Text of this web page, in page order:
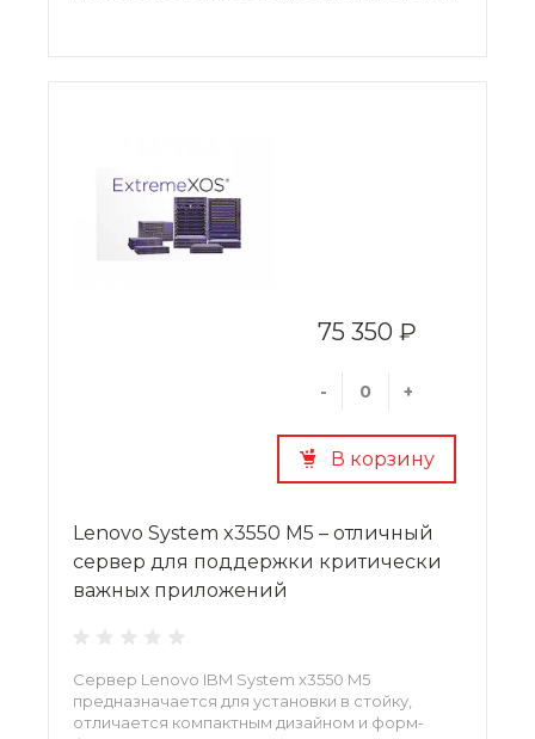
75 350 ₽
- +
В корзину
Lenovo System x3550 M5 – отличный
сервер для поддержки критически
важных приложений
Сервер Lenovo IBM System x3550 M5
предназначается для установки в стойку,
отличается компактным дизайном и форм-